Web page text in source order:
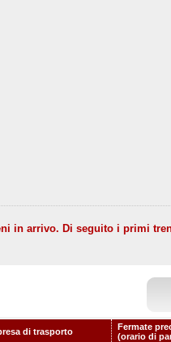
in arrivo. Di seguito i primi
di trasporto
Fermate
(orario di